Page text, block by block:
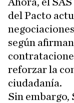
del Pacto
según
reforzar la
ciudadanía.
Sin embargo,